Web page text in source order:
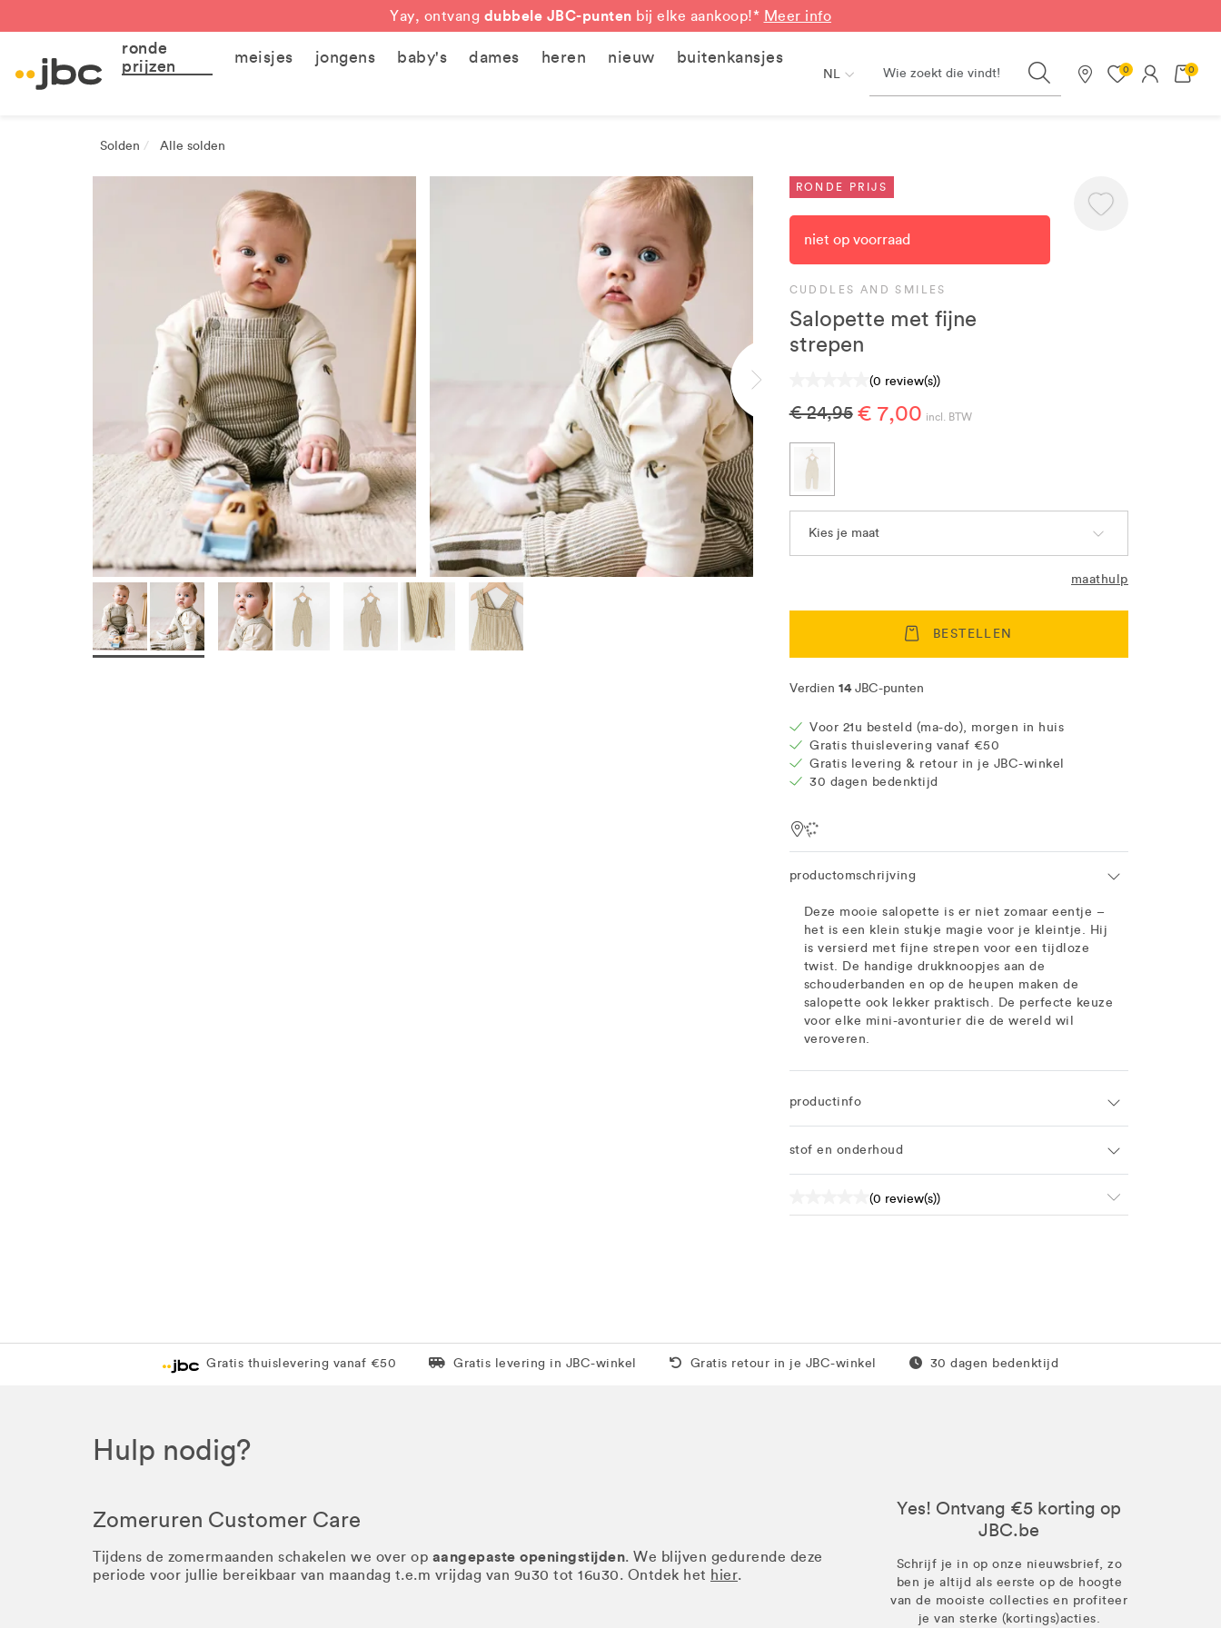
Yay, ontvang dubbele JBC-punten bij elke aankoop!* Meer info
ronde
prijzen
meisjes jongens baby's dames heren nieuw buitenkansjes
NL Search
Onze winkels
0 0
Solden / Alle solden
RONDE PRIJS
niet op voorraad
CUDDLES AND SMILES
Salopette met fijne
strepen
(0 review(s))
€ 24,95 € 7,00 incl. BTW
Kies je maat
maathulp
BESTELLEN
Verdien 14 JBC-punten
Voor 21u besteld (ma-do), morgen in huis
Gratis thuislevering vanaf €50
Gratis levering & retour in je JBC-winkel
30 dagen bedenktijd
Location
productomschrijving
Deze mooie salopette is er niet zomaar eentje –
het is een klein stukje magie voor je kleintje. Hij
is versierd met fijne strepen voor een tijdloze
twist. De handige drukknoopjes aan de
schouderbanden en op de heupen maken de
salopette ook lekker praktisch. De perfecte keuze
voor elke mini-avonturier die de wereld wil
veroveren.
productinfo
stof en onderhoud
(0 review(s))
Gratis thuislevering vanaf €50 Levering in 1 pakket
Gratis levering in JBC-winkel Gratis thuis vanaf 50 euro
Gratis retour in je JBC-winkel Gratis retour
30 dagen bedenktijd
Hulp nodig?
Zomeruren Customer Care
Tijdens de zomermaanden schakelen we over op aangepaste openingstijden. We blijven gedurende deze
periode voor jullie bereikbaar van maandag t.e.m vrijdag van 9u30 tot 16u30. Ontdek het hier.
Yes! Ontvang €5 korting op
JBC.be
Schrijf je in op onze nieuwsbrief, zo
ben je altijd als eerste op de hoogte
van de mooiste collecties en profiteer
je van sterke (kortings)acties.